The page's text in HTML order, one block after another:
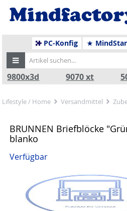
PC-Konfig MindStar
9800x3d 9070 xt
Lifestyle / Home Versandmittel
BRUNNEN Briefblöcke
blanko
Verfügbar